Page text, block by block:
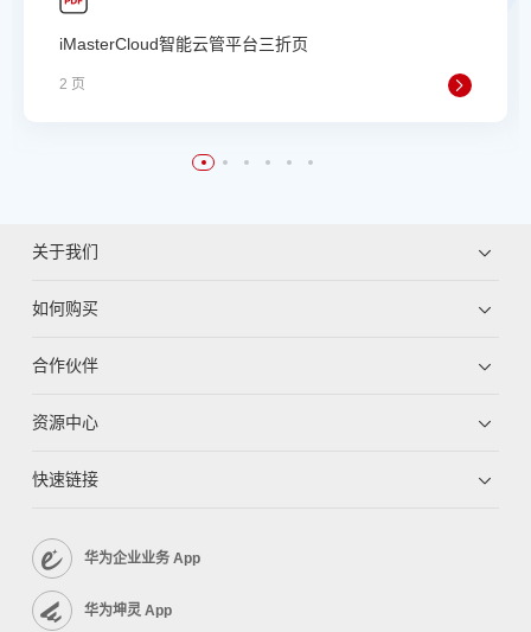
iMasterCloud智能云管平台三折页
2 页
关于我们
如何购买
合作伙伴
资源中心
快速链接
华为企业业务 App
华为坤灵 App